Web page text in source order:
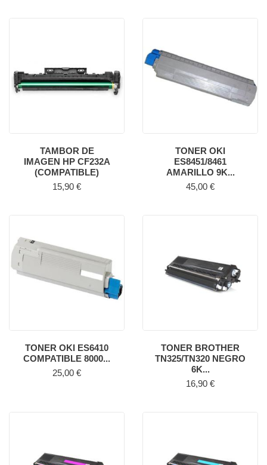
TAMBOR DE
IMAGEN HP CF232A
(COMPATIBLE)
Precio
15,90 €
TONER OKI
ES8451/8461
AMARILLO 9K...
Precio
45,00 €
TONER OKI ES6410
COMPATIBLE 8000...
Precio
25,00 €
TONER BROTHER
TN325/TN320 NEGRO
6K...
Precio
16,90 €